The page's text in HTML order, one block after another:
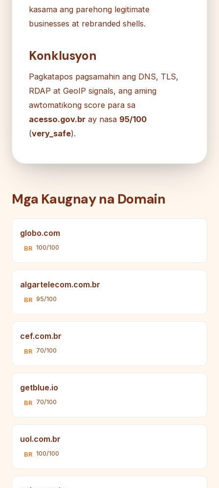
kasama ang parehong legitimate
businesses at rebranded shells.
Konklusyon
Pagkatapos pagsamahin ang DNS, TLS,
RDAP at GeoIP signals, ang aming
awtomatikong score para sa
acesso.gov.br ay nasa 95/100
(very_safe).
Mga Kaugnay na Domain
globo.com
BR 100/100
algartelecom.com.br
BR 95/100
cef.com.br
BR 70/100
getblue.io
BR 70/100
uol.com.br
BR 100/100